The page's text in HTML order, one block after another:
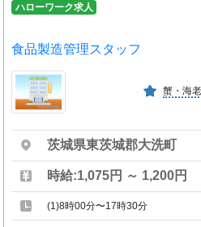
ハローワーク求人
食品製造管理スタッフ
茨城県東茨城郡大洗町
時給:1,075円 ～ 1,200円
(1)8時00分〜17時30分